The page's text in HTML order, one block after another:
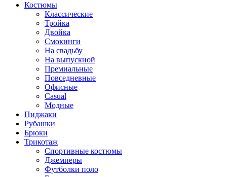
Костюмы
Классические
Тройка
Двойка
Смокинги
На свадьбу
На выпускной
Премиальные
Повседневные
Офисные
Casual
Модные
Пиджаки
Рубашки
Брюки
Трикотаж
Спортивные костюмы
Джемперы
Футболки поло